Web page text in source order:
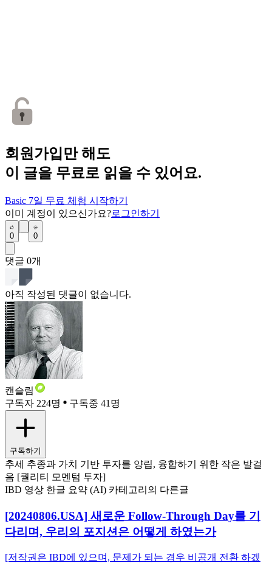
회원가입만 해도
이 글을 무료로 읽을 수 있어요.
Basic 7일 무료 체험 시작하기
이미 계정이 있으신가요?로그인하기
0 0
댓글 0개
아직 작성된 댓글이 없습니다.
캔슬림
구독자 224명
구독중 41명
구독하기
추세 추종과 가치 기반 투자를 양립, 융합하기 위한 작은 발걸
음 [퀄리티 모멘텀 투자]
IBD 영상 한글 요약 (AI) 카테고리의 다른글
[20240806.USA] 새로운 Follow-Through Day를 기
다리며, 우리의 포지션은 어떻게 하였는가
[저작권은 IBD에 있으며, 문제가 되는 경우 비공개 전환 하겠